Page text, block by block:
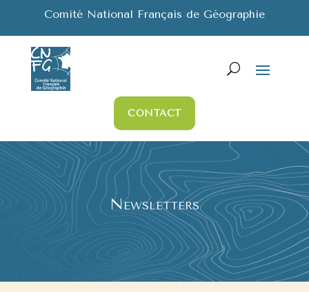
Comité National Français de Géographie
CONTACT
Newsletters